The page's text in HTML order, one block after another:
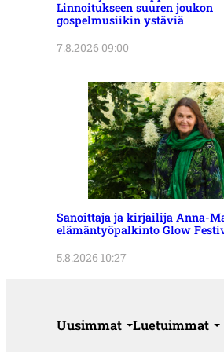
Linnoitukseen suuren joukon
gospelmusiikin ystäviä
7.8.2026 09:00
Sanoittaja ja kirjailija Anna-
elämäntyöpalkinto Glow
5.8.2026 10:27
Uusimmat Luetuimmat